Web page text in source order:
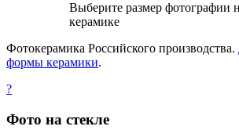
Выберите размер фотографии
керамике
Фотокерамика Российского производства.
формы керамики.
?
Фото на стекле